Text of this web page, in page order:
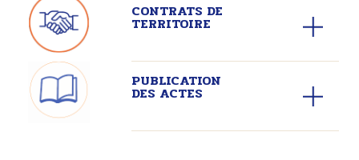
CONTRATS DE
TERRITOIRE
PUBLICATION
DES ACTES